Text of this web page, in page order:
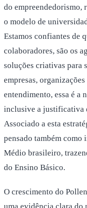
do empreendedorismo,
o modelo de
Estamos confiantes de
colaboradores, são os
soluções criativas para
empresas,
entendimento, essa é a
inclusive a justificativa
Associado a esta
pensado também como
Médio brasileiro,
do Ensino Básico.
O crescimento do